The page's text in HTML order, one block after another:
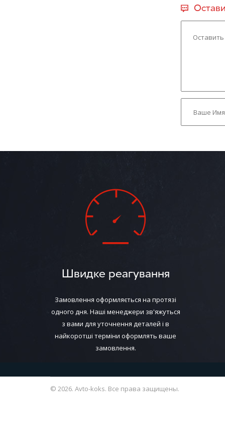
Швидке реагування
Замовлення оформляється на протязі
одного дня. Наші менеджери зв'яжуться
з вами для уточнення деталей і в
найкоротші терміни оформлять ваше
замовлення.
© 2026. Avto-koks. Все права защищены.